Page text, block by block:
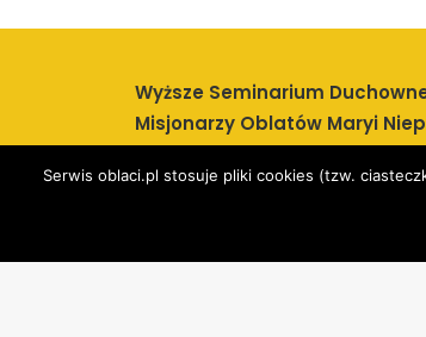
Wyższe Seminarium
Misjonarzy Oblatów Maryi
64 – 211 Obra
Serwis oblaci.pl stosuje pliki cookies (tzw.